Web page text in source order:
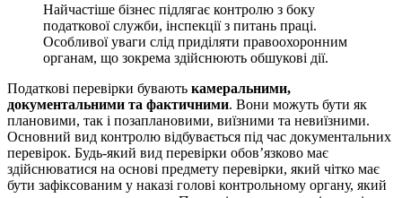
Найчастіше бізнес підлягає контролю з боку
податкової служби, інспекції з питань праці.
Особливої уваги слід приділяти правоохоронним
органам, що зокрема здійснюють обшукові дії.
Податкові перевірки бувають камеральними,
документальними та фактичними. Вони можуть бути як
плановими, так і позаплановими, виїзними та невиїзними.
Основний вид контролю відбувається під час документальних
перевірок. Будь-який вид перевірки обов’язково має
здійснюватися на основі предмету перевірки, який чітко має
бути зафіксованим у наказі голові контрольному органу, який